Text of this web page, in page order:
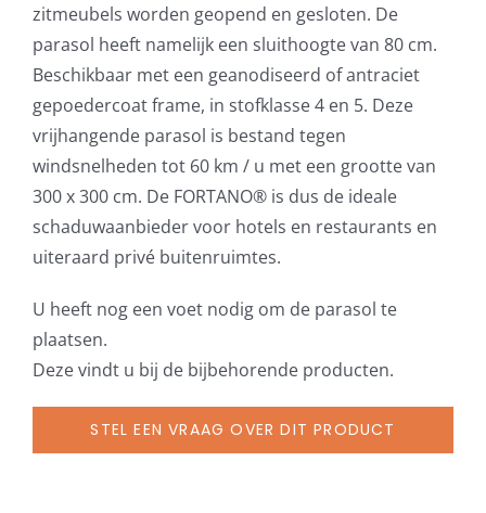
zitmeubels worden geopend en gesloten. De
parasol heeft namelijk een sluithoogte van 80 cm.
Beschikbaar met een geanodiseerd of antraciet
gepoedercoat frame, in stofklasse 4 en 5. Deze
vrijhangende parasol is bestand tegen
windsnelheden tot 60 km / u met een grootte van
300 x 300 cm. De FORTANO® is dus de ideale
schaduwaanbieder voor hotels en restaurants en
uiteraard privé buitenruimtes.
U heeft nog een voet nodig om de parasol te
plaatsen.
Deze vindt u bij de bijbehorende producten.
STEL EEN VRAAG OVER DIT PRODUCT